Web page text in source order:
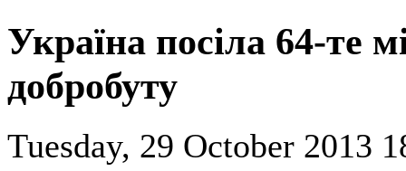
Україна посіла 64-те
добробуту
Tuesday, 29 October 2013